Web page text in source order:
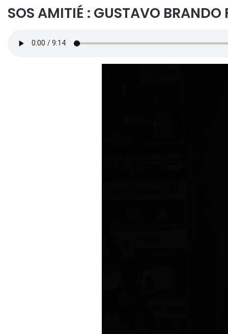
SOS AMITIÉ : GUSTAVO BRANDO